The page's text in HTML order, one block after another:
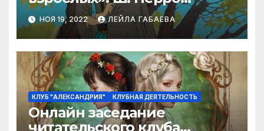
«Ослиная шкура «
НОЯ 19, 2022 ЛЕЙЛА ГАБАЕВА
КЛУБ "АЛЕКСАНДРИЯ" КЛУБНАЯ ДЕЯТЕЛЬНОСТЬ
Онлайн заседание
читательского клуба